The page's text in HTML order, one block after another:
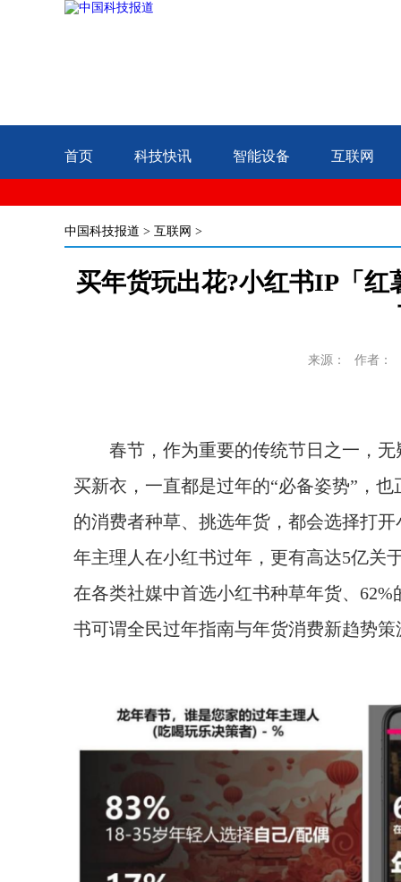
首页 科技快讯 智能设备 互联网
中国科技报道 > 互联网 >
买年货玩出花?小红书IP「
来源： 作者：
春节，作为重要的传统节日之一，
买新衣，一直都是过年的“必备姿势”，
的消费者种草、挑选年货，都会选择打
年主理人在小红书过年，更有高达5亿关
在各类社媒中首选小红书种草年货、
书可谓全民过年指南与年货消费新趋势策